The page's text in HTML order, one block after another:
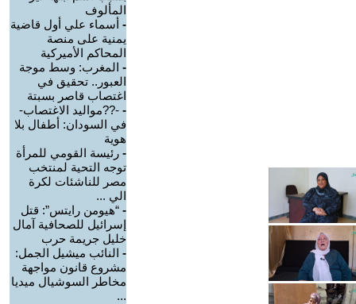
المألوف
- أسماء علي أول قاضية
يمنية على منصة
المحاكم الأميركية
- المغرب: وسط موجة
العبور.. تحقيق في
اغتصاب قاصر بسبتة
- -??مواليد الاغتصاب-
في السودان: أطفال بلا
هوية
- رئيسة القومي للمرأة
توجه التحية لمنتخب
مصر للناشئات لكرة
الي ...
- “هيومن رايتس”: قتل
إسرائيل للصحافية آمال
خليل جريمة حرب
- النائب ميشيل الجمل:
مشروع قانون مواجهة
مخاطر السوشيال ميديا
...